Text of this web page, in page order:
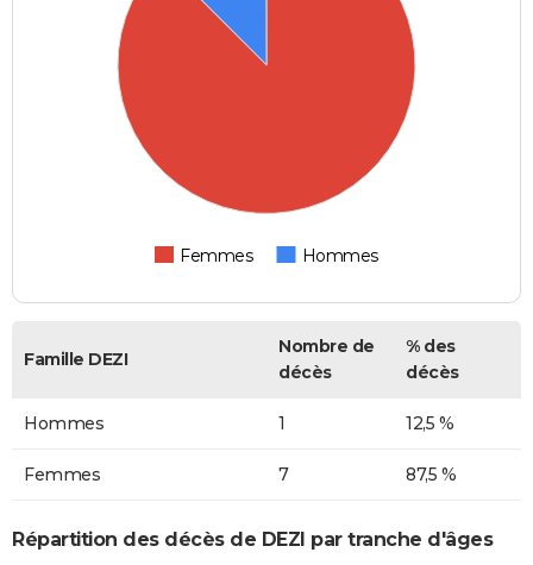
Femmes Hommes
Famille DEZI
Nombre de
décès
% des
décès
Hommes 1 12,5 %
Femmes 7 87,5 %
Répartition des décès de DEZI par tranche d'âges